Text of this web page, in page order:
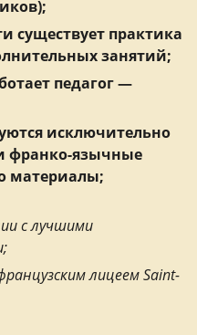
существует практика
занятий;
педагог —
исключительно
франко-язычные
материалы;
с лучшими
лицеем Saint-